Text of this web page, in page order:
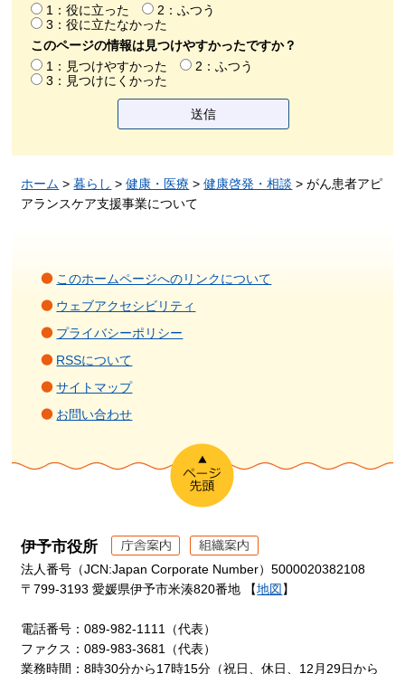
1：役に立った
2：ふつう
3：役に立たなかった
このページの情報は見つけやすかったですか？
1：見つけやすかった
2：ふつう
3：見つけにくかった
ホーム >暮らし >健康・医療 >健康啓発・相談 > がん患者アピ
アランスケア支援事業について
このホームページへのリンクについて
ウェブアクセシビリティ
プライバシーポリシー
RSSについて
サイトマップ
お問い合わせ
伊予市役所
法人番号（JCN:Japan Corporate Number）5000020382108
〒799-3193 愛媛県伊予市米湊820番地 【地図 】
電話番号：089-982-1111（代表）
ファクス：089-983-3681（代表）
業務時間：8時30分から17時15分（祝日、休日、12月29日から